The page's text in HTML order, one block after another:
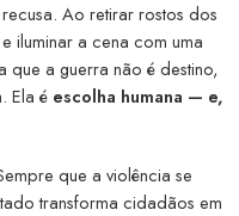
Ao retirar rostos dos
iluminar a cena com uma
que a guerra não é destino,
Ela é escolha humana — e,
que a violência se
transforma cidadãos em